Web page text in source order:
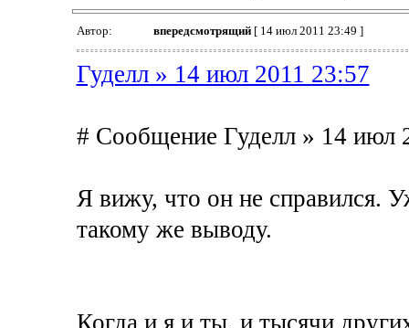
Автор: впередсмотрящий[ 14 июл 2011 23:49 ]
Гуделл » 14 июл 2011 23:57
# Сообщение Гуделл » 14 июл
Я вижу, что он не справился.
такому же выводу.
Когда и я и ты, и тысячи